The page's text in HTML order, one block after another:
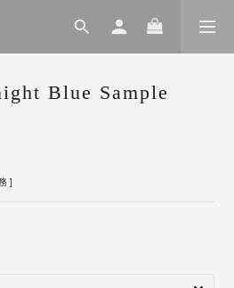
Blue Sample
]